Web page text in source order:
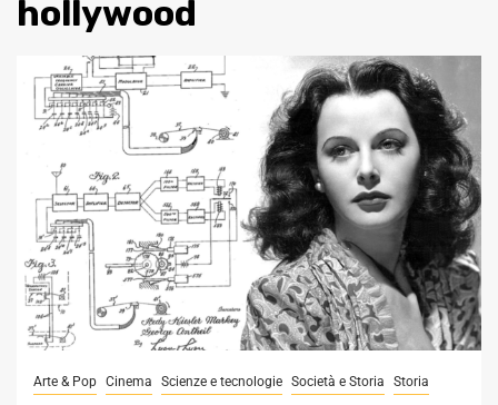
hollywood
Arte & Pop Cinema Scienze e tecnologie Società e Storia Storia